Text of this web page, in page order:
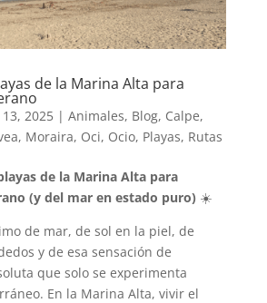
de la Marina Alta para
13, 2025| Animales, Blog, Calpe,
, Moraira, Oci, Ocio, Playas, Rutas
de la Marina Alta para
(y del mar en estado puro) ☀️
de mar, de sol en la piel, de
y de esa sensación de
que solo se experimenta
En la Marina Alta, vivir el